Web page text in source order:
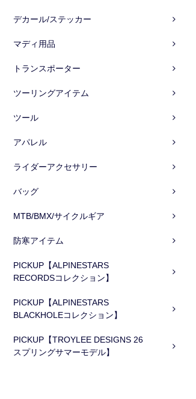
デカール/ステッカー
マディ用品
トランスポーター
ツーリングアイテム
ツール
アパレル
ライダーアクセサリー
バッグ
MTB/BMX/サイクルギア
防寒アイテム
PICKUP【ALPINESTARS
RECORDSコレクション】
PICKUP【ALPINESTARS
BLACKHOLEコレクション】
PICKUP【TROYLEE DESIGNS 26
スプリングサマーモデル】